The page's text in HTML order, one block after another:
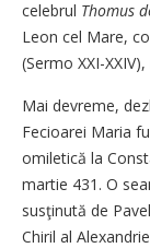
celebrul Thomus
Leon cel Mare,
(Sermo XXI-
Mai devreme,
Fecioarei Maria
omiletică la
martie 431. O
susţinută de
Chiril al